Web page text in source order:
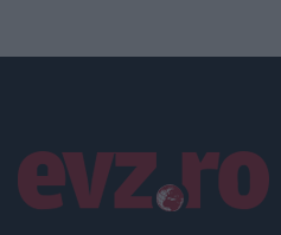
Linkuri utile